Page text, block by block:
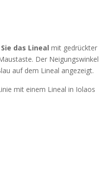
das Linealmit gedrückter
Der Neigungswinkel
auf dem Lineal angezeigt.